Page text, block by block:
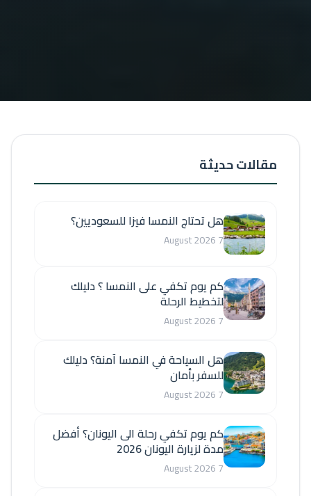
مقالات حديثة
هل تحتاج النمسا فيزا للسعوديين؟
7 August 2026
كم يوم تكفي على النمسا ؟ دليلك
لتخطيط الرحلة
7 August 2026
هل السياحة في النمسا آمنة؟ دليلك
للسفر بأمان
7 August 2026
كم يوم تكفي رحلة الى اليونان؟ أفضل
مدة لزيارة اليونان 2026
7 August 2026